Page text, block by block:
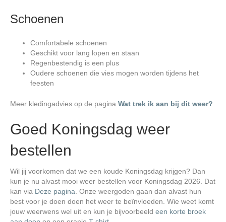
Schoenen
Comfortabele schoenen
Geschikt voor lang lopen en staan
Regenbestendig is een plus
Oudere schoenen die vies mogen worden tijdens het
feesten
Meer kledingadvies op de pagina Wat trek ik aan bij dit weer?
Goed Koningsdag weer
bestellen
Wil jij voorkomen dat we een koude Koningsdag krijgen? Dan
kun je nu alvast mooi weer bestellen voor Koningsdag 2026. Dat
kan via Deze pagina. Onze weergoden gaan dan alvast hun
best voor je doen doen het weer te beïnvloeden. Wie weet komt
jouw weerwens wel uit en kun je bijvoorbeeld een korte broek